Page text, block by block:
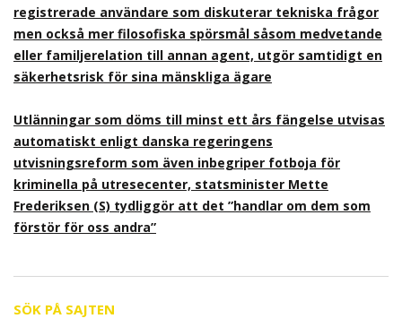
registrerade användare som diskuterar tekniska frågor
men också mer filosofiska spörsmål såsom medvetande
eller familjerelation till annan agent, utgör samtidigt en
säkerhetsrisk för sina mänskliga ägare
Utlänningar som döms till minst ett års fängelse utvisas
automatiskt enligt danska regeringens
utvisningsreform som även inbegriper fotboja för
kriminella på utresecenter, statsminister Mette
Frederiksen (S) tydliggör att det ”handlar om dem som
förstör för oss andra”
SÖK PÅ SAJTEN